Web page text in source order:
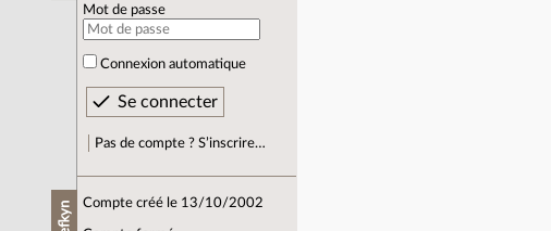
Mot de passe
Connexion automatique
Pas de compte ? S’inscrire…
lefkyn Compte créé le 13/10/2002